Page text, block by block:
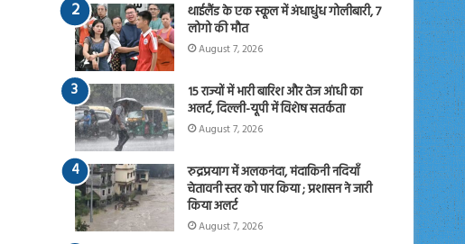
थाईलैंड के एक स्कूल में अंधाधुंध गोलीबारी, 7
लोगो की मौत
August 7, 2026
15 राज्यों में भारी बारिश और तेज आंधी का
अलर्ट, दिल्ली-यूपी में विशेष सतर्कता
August 7, 2026
रुद्रप्रयाग में अलकनंदा, मंदाकिनी नदियाँ
चेतावनी स्तर को पार किया ; प्रशासन ने जारी
किया अलर्ट
August 7, 2026